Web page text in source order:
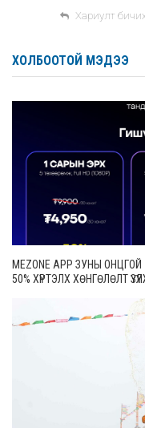
Хариулт
ХОЛБООТОЙ МЭДЭЭ
MEZONE APP ЗУНЫ
50% ХҮРТЭЛХ ХӨНГӨЛӨЛТ